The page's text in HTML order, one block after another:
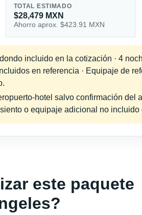
TOTAL ESTIMADO
$28,479 MXN
Ahorro aprox. $423.91 MXN
incluido en la cotización · 4
en referencia · Equipaje de
hotel salvo confirmación del
o equipaje adicional no incluido
este paquete